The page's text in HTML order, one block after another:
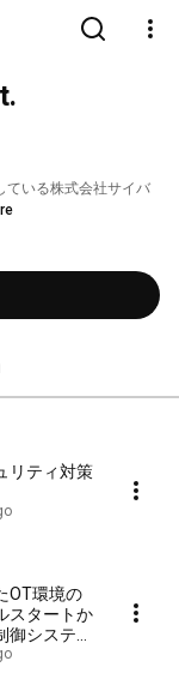
ている株式会社サイバ
リティ対策
OT環境の
スタートか
システム
レンス